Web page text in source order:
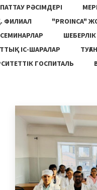
РӘСІМДЕРІ
ФИЛИАЛ
"PROINCA"
СЕМИНАРЛАР
ШЕБЕРЛІК
ІС-ШАРАЛАР
ГОСПИТАЛЬ